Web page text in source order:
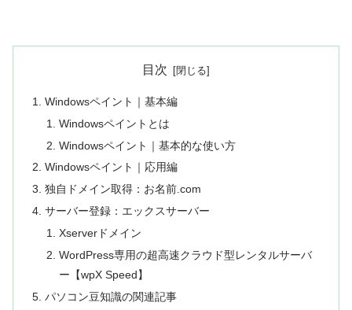
目次
Windowsペイント｜基本編
Windowsペイントとは
Windowsペイント｜基本的な使い方
Windowsペイント｜応用編
独自ドメイン取得：お名前.com
サーバー登録：エックスサーバー
Xserverドメイン
WordPress専用の超高速クラウド型レンタルサーバ
ー【wpX Speed】
パソコン豆知識の関連記事